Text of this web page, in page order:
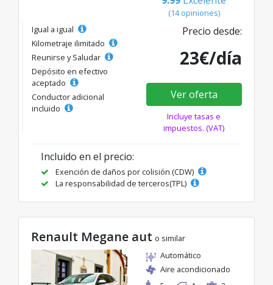
(14 opiniones)
Igual a igual
Kilometraje ilimitado
Reunirse y Saludar
Depósito en efectivo
aceptado
Conductor adicional
incluido
Precio desde:
23€/día
Ver oferta
Incluye tasas e
impuestos. (VAT)
Incluido en el precio:
Exención de daños por colisión (CDW)
La responsabilidad de terceros(TPL)
Renault Megane aut o similar
Automático
Aire acondicionado